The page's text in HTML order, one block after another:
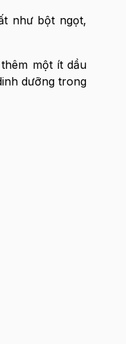
như bột ngọt,
một ít dầu
dưỡng trong